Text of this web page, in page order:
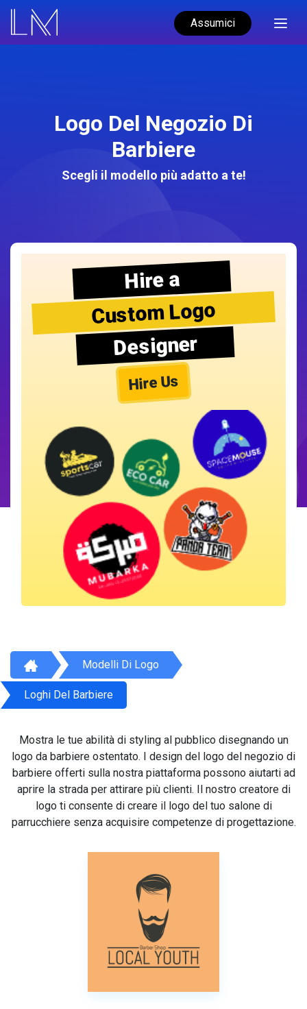
Assumici
Logo Del Negozio Di
Barbiere
Scegli il modello più adatto a te!
Hire a
Custom Logo
Designer
Hire Us
Modelli Di Logo
Loghi Del Barbiere
Mostra le tue abilità di styling al pubblico disegnando un
logo da barbiere ostentato. I design del logo del negozio di
barbiere offerti sulla nostra piattaforma possono aiutarti ad
aprire la strada per attirare più clienti. Il nostro creatore di
logo ti consente di creare il logo del tuo salone di
parrucchiere senza acquisire competenze di progettazione.